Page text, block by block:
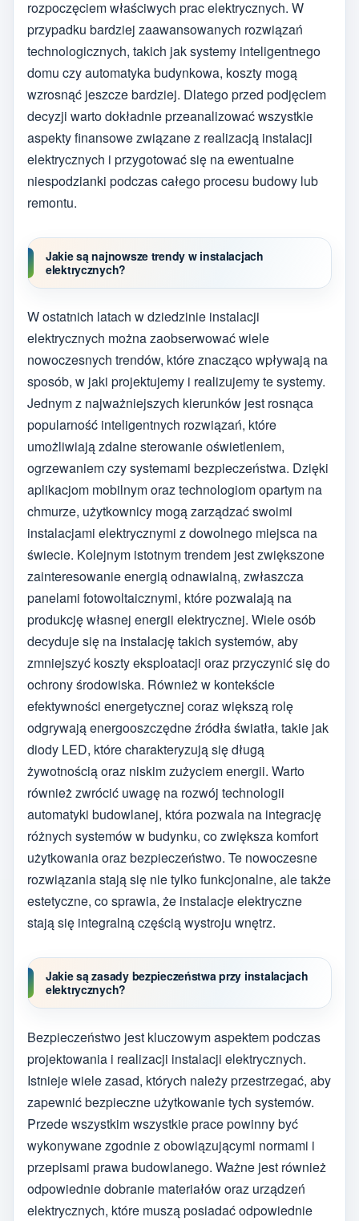
rozpoczęciem właściwych prac elektrycznych. W
przypadku bardziej zaawansowanych rozwiązań
technologicznych, takich jak systemy inteligentnego
domu czy automatyka budynkowa, koszty mogą
wzrosnąć jeszcze bardziej. Dlatego przed podjęciem
decyzji warto dokładnie przeanalizować wszystkie
aspekty finansowe związane z realizacją instalacji
elektrycznych i przygotować się na ewentualne
niespodzianki podczas całego procesu budowy lub
remontu.
Jakie są najnowsze trendy w instalacjach
elektrycznych?
W ostatnich latach w dziedzinie instalacji
elektrycznych można zaobserwować wiele
nowoczesnych trendów, które znacząco wpływają na
sposób, w jaki projektujemy i realizujemy te systemy.
Jednym z najważniejszych kierunków jest rosnąca
popularność inteligentnych rozwiązań, które
umożliwiają zdalne sterowanie oświetleniem,
ogrzewaniem czy systemami bezpieczeństwa. Dzięki
aplikacjom mobilnym oraz technologiom opartym na
chmurze, użytkownicy mogą zarządzać swoimi
instalacjami elektrycznymi z dowolnego miejsca na
świecie. Kolejnym istotnym trendem jest zwiększone
zainteresowanie energią odnawialną, zwłaszcza
panelami fotowoltaicznymi, które pozwalają na
produkcję własnej energii elektrycznej. Wiele osób
decyduje się na instalację takich systemów, aby
zmniejszyć koszty eksploatacji oraz przyczynić się do
ochrony środowiska. Również w kontekście
efektywności energetycznej coraz większą rolę
odgrywają energooszczędne źródła światła, takie jak
diody LED, które charakteryzują się długą
żywotnością oraz niskim zużyciem energii. Warto
również zwrócić uwagę na rozwój technologii
automatyki budowlanej, która pozwala na integrację
różnych systemów w budynku, co zwiększa komfort
użytkowania oraz bezpieczeństwo. Te nowoczesne
rozwiązania stają się nie tylko funkcjonalne, ale także
estetyczne, co sprawia, że instalacje elektryczne
stają się integralną częścią wystroju wnętrz.
Jakie są zasady bezpieczeństwa przy instalacjach
elektrycznych?
Bezpieczeństwo jest kluczowym aspektem podczas
projektowania i realizacji instalacji elektrycznych.
Istnieje wiele zasad, których należy przestrzegać, aby
zapewnić bezpieczne użytkowanie tych systemów.
Przede wszystkim wszystkie prace powinny być
wykonywane zgodnie z obowiązującymi normami i
przepisami prawa budowlanego. Ważne jest również
odpowiednie dobranie materiałów oraz urządzeń
elektrycznych, które muszą posiadać odpowiednie